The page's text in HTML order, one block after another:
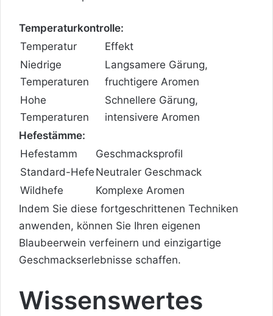
Temperaturkontrolle:
Temperatur
Effekt
Niedrige
Temperaturen
Langsamere Gärung,
fruchtigere Aromen
Hohe
Temperaturen
Schnellere Gärung,
intensivere Aromen
Hefestämme:
Hefestamm
Geschmacksprofil
Standard-Hefe Neutraler Geschmack
Wildhefe
Komplexe Aromen
Indem Sie diese fortgeschrittenen Techniken
anwenden, können Sie Ihren eigenen
Blaubeerwein verfeinern und einzigartige
Geschmackserlebnisse schaffen.
Wissenswertes